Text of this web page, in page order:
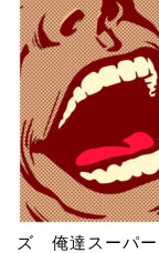
ズ 俺達スーパ